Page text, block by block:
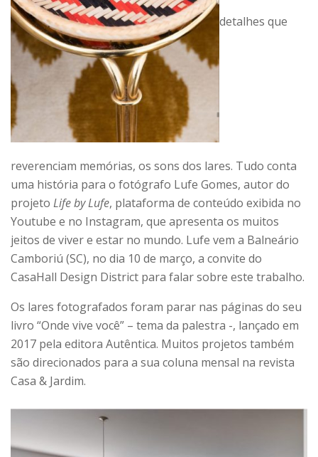
detalhes que
reverenciam memórias, os sons dos lares. Tudo conta
uma história para o fotógrafo Lufe Gomes, autor do
projeto Life by Lufe, plataforma de conteúdo exibida no
Youtube e no Instagram, que apresenta os muitos
jeitos de viver e estar no mundo. Lufe vem a Balneário
Camboriú (SC), no dia 10 de março, a convite do
CasaHall Design District para falar sobre este trabalho.
Os lares fotografados foram parar nas páginas do seu
livro “Onde vive você” – tema da palestra -, lançado em
2017 pela editora Autêntica. Muitos projetos também
são direcionados para a sua coluna mensal na revista
Casa & Jardim.